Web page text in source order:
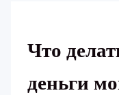
Что
деньги